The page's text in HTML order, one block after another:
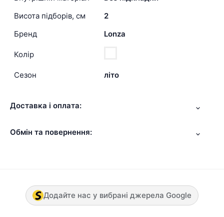
Висота підборів, см
2
Бренд
Lonza
Колір
Сезон літо
Доставка і оплата:
Обмін та повернення:
Додайте нас у вибрані джерела Google